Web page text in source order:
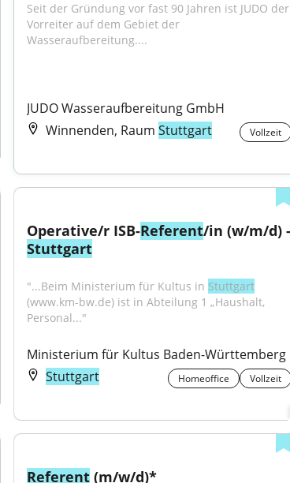
Seit der Gründung vor fast 90 Jahren ist JUDO der
Vorreiter auf dem Gebiet der
Wasseraufbereitung....
JUDO Wasseraufbereitung GmbH
Winnenden, RaumStuttgart Vollzeit
Operative/r ISB-Referent
Stuttgart
"...Beim Ministerium für Kultus in Stuttgart
(www.km-bw.de) ist in Abteilung 1 „Haushalt,
Personal..."
Ministerium für Kultus Baden-Württemberg
Stuttgart
Homeoffice Vollzeit
Referent (m/w/d)*